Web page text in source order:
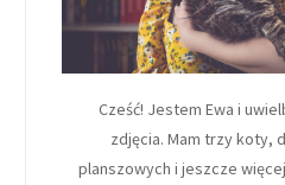
Cześć! Jestem Ewa i
zdjęcia. Mam trzy koty,
planszowych i jeszcze